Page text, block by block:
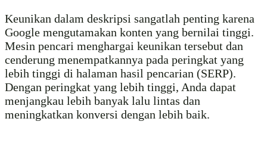
Keunikan dalam deskripsi sangatlah penting karena
Google mengutamakan konten yang bernilai tinggi.
Mesin pencari menghargai keunikan tersebut dan
cenderung menempatkannya pada peringkat yang
lebih tinggi di halaman hasil pencarian (SERP).
Dengan peringkat yang lebih tinggi, Anda dapat
menjangkau lebih banyak lalu lintas dan
meningkatkan konversi dengan lebih baik.